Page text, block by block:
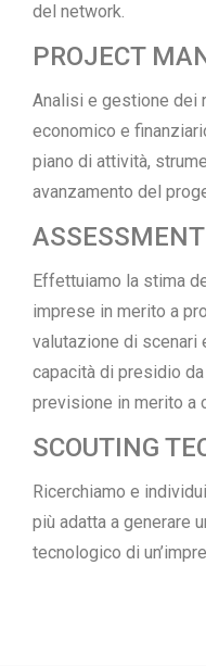
del network.
PROJECT
Analisi e gestione dei
economico e
piano di attività,
avanzamento del
Effettuiamo la stima
imprese in merito a
valutazione di scenari
capacità di presidio
previsione in merito a
SCOUTING
Ricerchiamo e
più adatta a generare
tecnologico di